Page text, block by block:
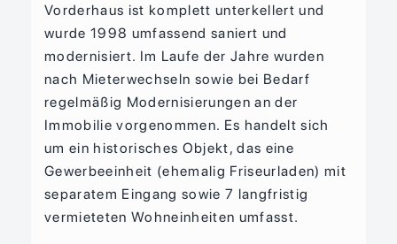
Vorderhaus ist komplett unterkellert und
wurde 1998 umfassend saniert und
modernisiert. Im Laufe der Jahre wurden
nach Mieterwechseln sowie bei Bedarf
regelmäßig Modernisierungen an der
Immobilie vorgenommen. Es handelt sich
um ein historisches Objekt, das eine
Gewerbeeinheit (ehemalig Friseurladen) mit
separatem Eingang sowie 7 langfristig
vermieteten Wohneinheiten umfasst.